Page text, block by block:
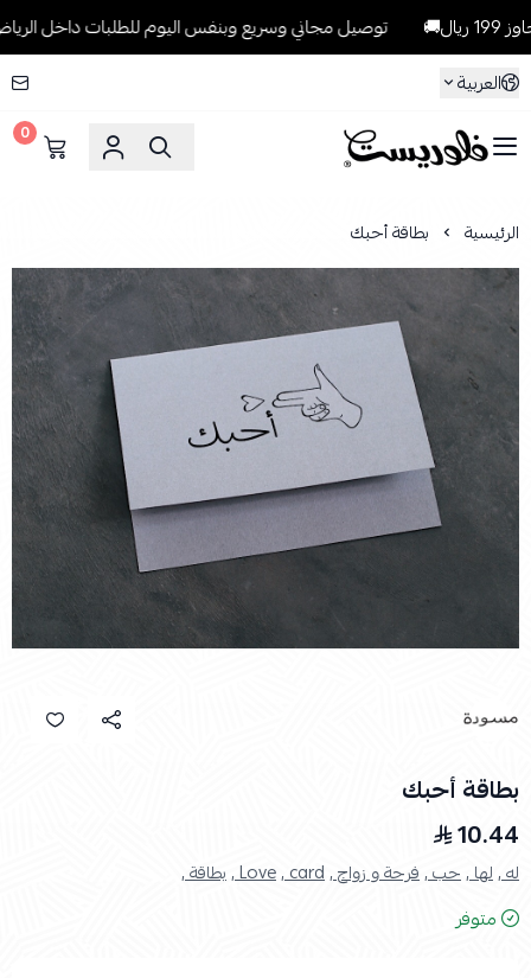
توصيل مجاني وسريع وبنفس اليوم للطلبات داخل الرياض للطلبات
العربية
فلوريست Florist
0
الرئيسية بطاقة أحبك
بطاقة أحبك
10.44
له ,لها ,حب ,فرحة و زواج ,card ,
Love , بطاقة ,
متوفر